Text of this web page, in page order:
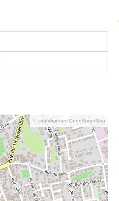
© contributeurs OpenStreetMap